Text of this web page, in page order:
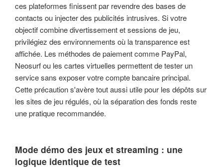
ces plateformes finissent par revendre des bases de
contacts ou injecter des publicités intrusives. Si votre
objectif combine divertissement et sessions de jeu,
privilégiez des environnements où la transparence est
affichée. Les méthodes de paiement comme PayPal,
Neosurf ou les cartes virtuelles permettent de tester un
service sans exposer votre compte bancaire principal.
Cette précaution s'avère tout aussi utile pour les dépôts sur
les sites de jeu régulés, où la séparation des fonds reste
une pratique recommandée.
Mode démo des jeux et streaming : une
logique identique de test